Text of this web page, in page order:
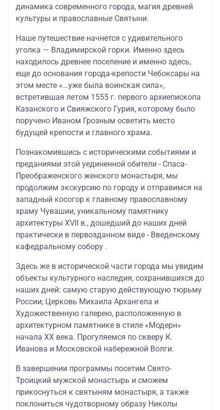
динамика современного города, магия древней
культуры и православные Святыни.
Наше путешествие начнется с удивительного
уголка — Владимирской горки. Именно здесь
находилось древнее поселение и именно здесь,
еще до основания города-крепости Чебоксары на
этом месте «…уже была воинская сила»,
встретившая летом 1555 г. первого архиепископа
Казанского и Свияжского Гурия, которому было
поручено Иваном Грозным осветить место
будущей крепости и главного храма.
Познакомившись с историческими событиями и
преданиями этой уединенной обители - Спаса-
Преображенского женского монастыря, мы
продолжим экскурсию по городу и отправимся на
западный косогор к главному православному
храму Чувашии, уникальному памятнику
архитектуры XVII в., дошедший до наших дней
практически в первозданном виде - Введенскому
кафедральному собору .
Здесь же в исторической части города мы увидим
объекты культурного наследия, сохранившихся до
наших дней: самую старую действующую тюрьму
России; Церковь Михаила Архангела и
Художественную галерею, расположенную в
архитектурном памятнике в стиле «Модерн»
начала XX века. Прогуляемся по скверу К.
Иванова и Московской набережной Волги.
В завершении программы посетим Свято-
Троицкий мужской монастырь и сможем
прикоснуться к святыням монастыря, а также
поклониться чудотворному образу Николы